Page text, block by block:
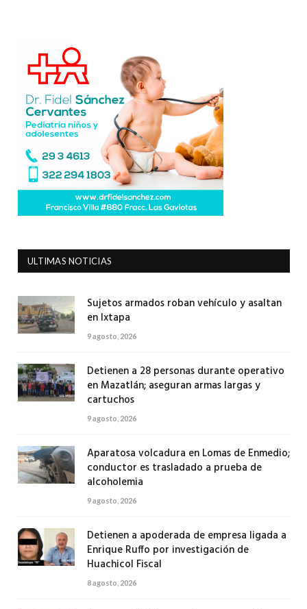
ULTIMAS NOTICIAS
Sujetos armados roban vehículo y asaltan
en Ixtapa
9 agosto, 2026
Detienen a 28 personas durante operativo
en Mazatlán; aseguran armas largas y
cartuchos
9 agosto, 2026
Aparatosa volcadura en Lomas de Enmedio;
conductor es trasladado a prueba de
alcoholemia
9 agosto, 2026
Detienen a apoderada de empresa ligada a
Enrique Ruffo por investigación de
Huachicol Fiscal
8 agosto, 2026